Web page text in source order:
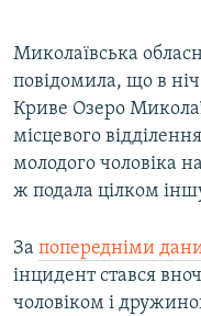
УКР
КТАТ
ДОЛУЧАЙСЯ!
Усі сайти RFE/RL
Миколаївська
повідомила, що в
Криве Озеро
місцевого
молодого чоловіка
ж подала цілком
За попередніми
інцидент стався
чоловіком і